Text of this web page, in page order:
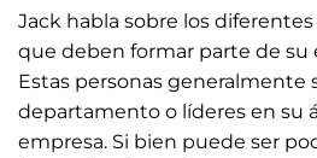
Jack habla sobre los
que deben formar parte de su
Estas personas generalmente
departamento o líderes en su
empresa. Si bien puede ser